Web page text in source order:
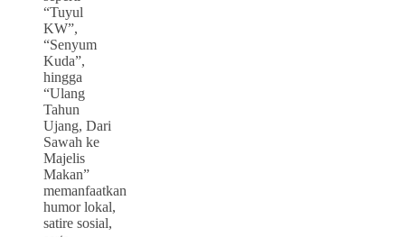
“Tuyul
KW”,
“Senyum
Kuda”,
hingga
“Ulang
Tahun
Ujang, Dari
Sawah ke
Majelis
Makan”
memanfaatkan
humor lokal,
satire sosial,